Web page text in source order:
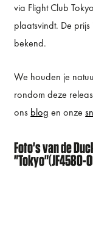
via Flight Club
plaatsvindt. De
bekend.
We houden je
rondom deze
ons blog en onze
Foto's van de
"Tokyo"(JF4580-